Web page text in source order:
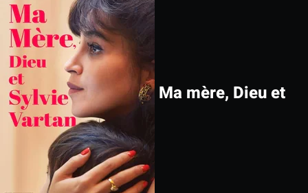
Ma mère, Dieu et